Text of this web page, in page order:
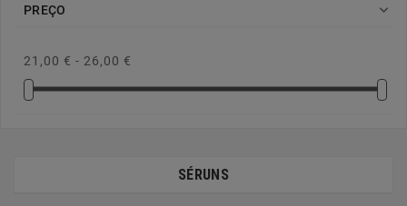
PREÇO 
21,00 € - 26,00 €
SÉRUNS